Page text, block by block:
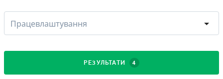
Працевлаштування
РЕЗУЛЬТАТИ 4